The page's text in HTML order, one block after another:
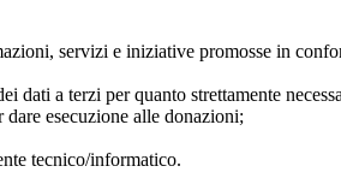
servizi e iniziative promosse in
dati a terzi per quanto strettamente
esecuzione alle donazioni;
tecnico/informatico.